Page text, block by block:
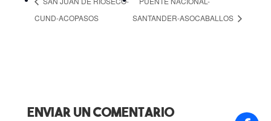
CUND-ACOPASOS
SANTANDER-ASOCABALLOS
Enviar Un Comentario